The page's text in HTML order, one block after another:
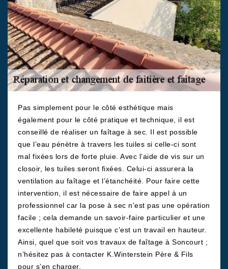
Pas simplement pour le côté esthétique mais
également pour le côté pratique et technique, il est
conseillé de réaliser un faîtage à sec. Il est possible
que l’eau pénètre à travers les tuiles si celle-ci sont
mal fixées lors de forte pluie. Avec l’aide de vis sur un
closoir, les tuiles seront fixées. Celui-ci assurera la
ventilation au faîtage et l’étanchéité. Pour faire cette
intervention, il est nécessaire de faire appel à un
professionnel car la pose à sec n’est pas une opération
facile ; cela demande un savoir-faire particulier et une
excellente habileté puisque c’est un travail en hauteur.
Ainsi, quel que soit vos travaux de faîtage à Soncourt ;
n’hésitez pas à contacter K.Winterstein Père & Fils
pour s’en charger.